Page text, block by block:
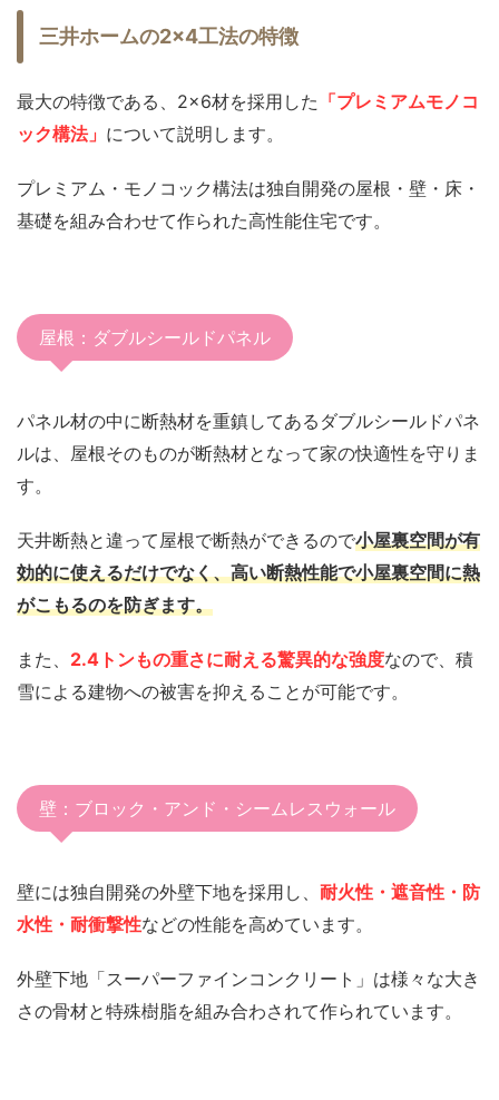
三井ホームの2×4工法の特徴
最大の特徴である、2×6材を採用した 「プレミアムモノコ
ック構法」 について説明します。
プレミアム・モノコック構法は独自開発の屋根・壁・床・
基礎を組み合わせて作られた高性能住宅です。
屋根：ダブルシールドパネル
パネル材の中に断熱材を重鎮してあるダブルシールドパネ
ルは、屋根そのものが断熱材となって家の快適性を守りま
す。
天井断熱と違って屋根で断熱ができるので小屋裏空間が有
効的に使えるだけでなく、高い断熱性能で小屋裏空間に熱
がこもるのを防ぎます。
また、 2.4トンもの重さに耐える驚異的な強度なので、積
雪による建物への被害を抑えることが可能です。
壁：ブロック・アンド・シームレスウォール
壁には独自開発の外壁下地を採用し、 耐火性・遮音性・防
水性・耐衝撃性などの性能を高めています。
外壁下地「スーパーファインコンクリート」は様々な大き
さの骨材と特殊樹脂を組み合わされて作られています。